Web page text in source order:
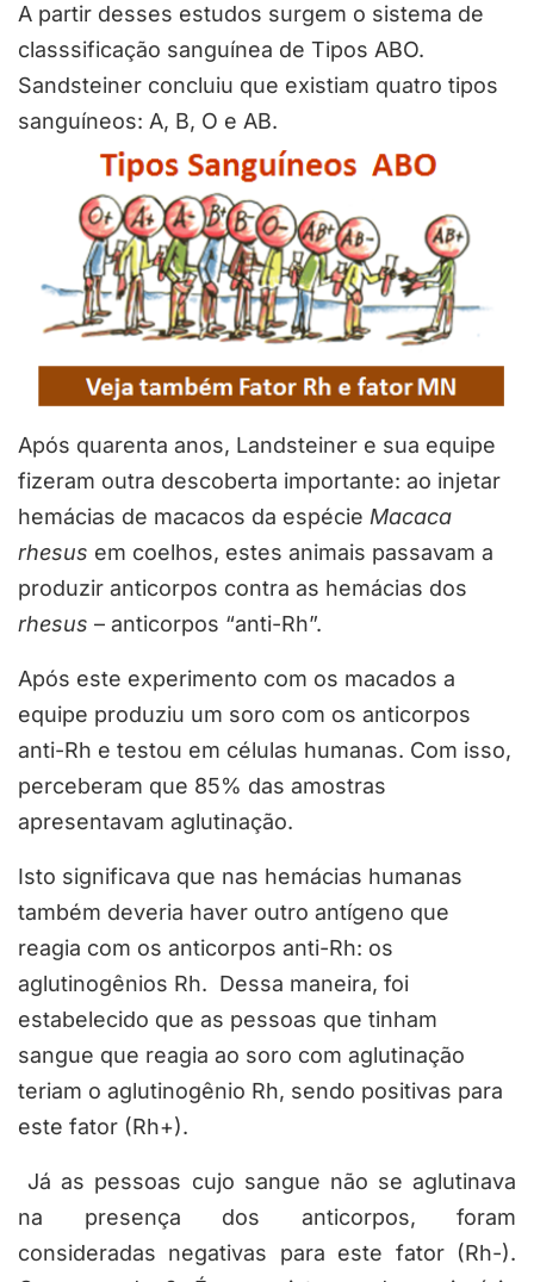
A partir desses estudos surgem o sistema de
classsificação sanguínea de Tipos ABO.
Sandsteiner concluiu que existiam quatro tipos
sanguíneos: A, B, O e AB.
Após quarenta anos, Landsteiner e sua equipe
fizeram outra descoberta importante: ao injetar
hemácias de macacos da espécie Macaca
rhesus em coelhos, estes animais passavam a
produzir anticorpos contra as hemácias dos
rhesus – anticorpos “anti-Rh”.
Após este experimento com os macados a
equipe produziu um soro com os anticorpos
anti-Rh e testou em células humanas. Com isso,
perceberam que 85% das amostras
apresentavam aglutinação.
Isto significava que nas hemácias humanas
também deveria haver outro antígeno que
reagia com os anticorpos anti-Rh: os
aglutinogênios Rh. Dessa maneira, foi
estabelecido que as pessoas que tinham
sangue que reagia ao soro com aglutinação
teriam o aglutinogênio Rh, sendo positivas para
este fator (Rh+).
Já as pessoas cujo sangue não se aglutinava
na presença dos anticorpos, foram
consideradas negativas para este fator (Rh-).